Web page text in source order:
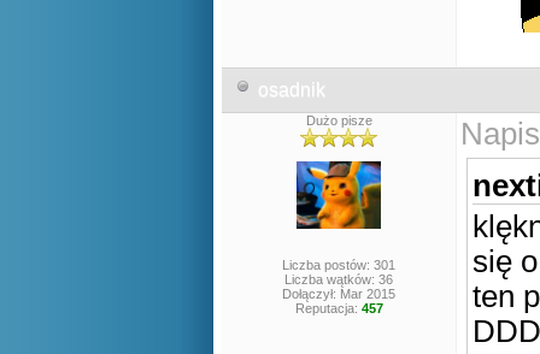
osadnik
Dużo pisze
Liczba postów: 301
Liczba wątków: 36
Dołączył: Mar 2015
Reputacja: 457
się
ten